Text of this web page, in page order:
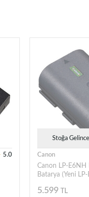
5.0
Stoğa
Canon
Canon LP-
Batarya (Yeni LP-
5.599 TL